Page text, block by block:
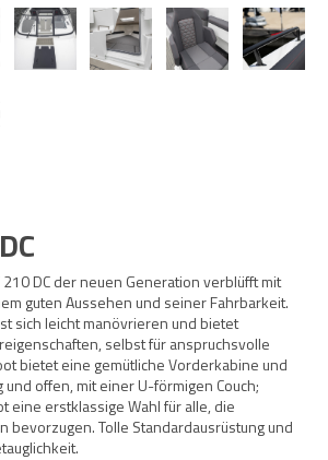
210 DC der neuen Generation verblüfft mit
guten Aussehen und seiner Fahrbarkeit.
sich leicht manövrieren und bietet
selbst für anspruchsvolle
bietet eine gemütliche Vorderkabine und
und offen, mit einer U-förmigen Couch;
eine erstklassige Wahl für alle, die
bevorzugen. Tolle Standardausrüstung und